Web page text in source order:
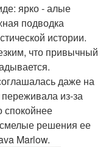
ярко - алые
подводка
истории.
что привычный
даже на
из-за
спокойнее
решения ее
Marlow.